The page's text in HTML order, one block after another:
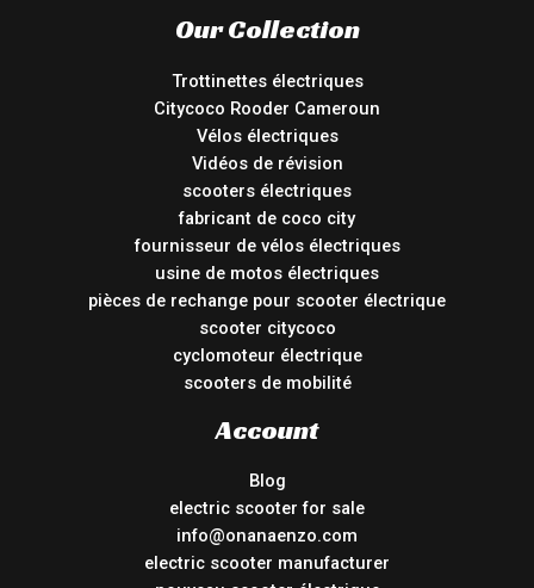
Our Collection
Trottinettes électriques
Citycoco Rooder Cameroun
Vélos électriques
Vidéos de révision
scooters électriques
fabricant de coco city
fournisseur de vélos électriques
usine de motos électriques
pièces de rechange pour scooter électrique
scooter citycoco
cyclomoteur électrique
scooters de mobilité
Account
Blog
electric scooter for sale
info@onanaenzo.com
electric scooter manufacturer